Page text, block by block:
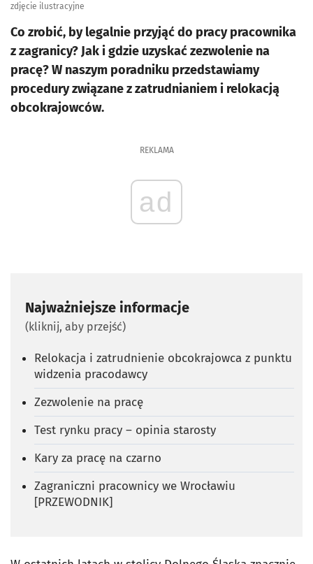
zdjęcie ilustracyjne
Co zrobić, by legalnie przyjąć do pracy pracownika
z zagranicy? Jak i gdzie uzyskać zezwolenie na
pracę? W naszym poradniku przedstawiamy
procedury związane z zatrudnianiem i relokacją
obcokrajowców.
REKLAMA
ad
Najważniejsze informacje
(kliknij, aby przejść)
Relokacja i zatrudnienie obcokrajowca z punktu
widzenia pracodawcy
Zezwolenie na pracę
Test rynku pracy – opinia starosty
Kary za pracę na czarno
Zagraniczni pracownicy we Wrocławiu
[PRZEWODNIK]